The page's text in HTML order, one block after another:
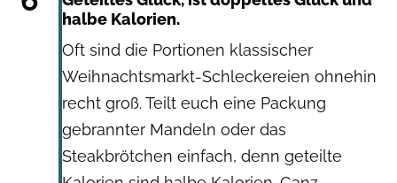
halbe Kalorien.
Oft sind die Portionen klassischer
Weihnachtsmarkt-Schleckereien ohnehin
recht groß. Teilt euch eine Packung
gebrannter Mandeln oder das
Steakbrötchen einfach, denn geteilte